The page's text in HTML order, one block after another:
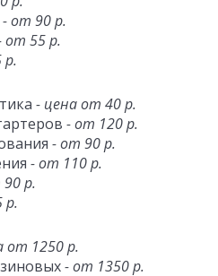
- от 90 р.
от 55 р.
р.
- цена от 40 р.
- от 120 р.
- от 90 р.
- от 110 р.
р.
р.
от 1250 р.
- от 1350 р.